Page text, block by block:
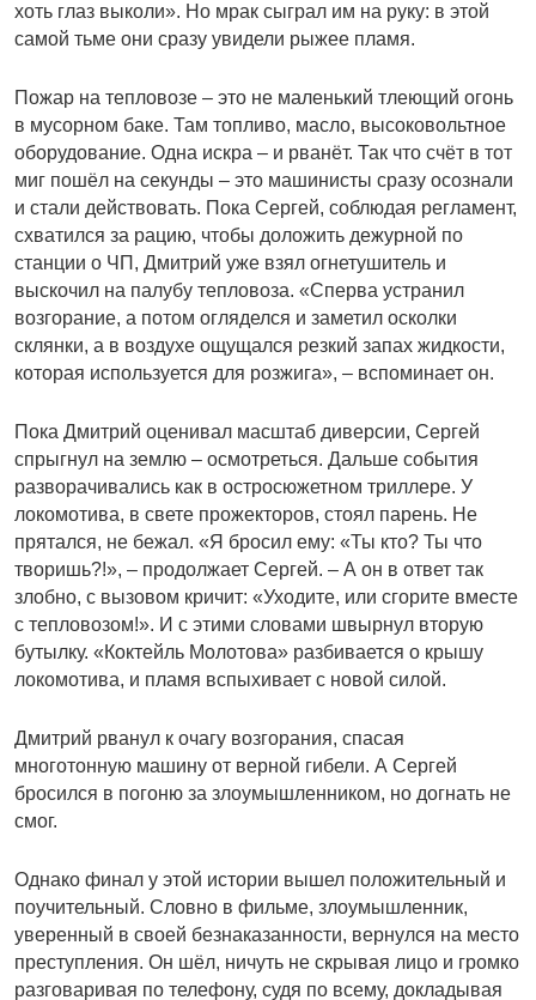
хоть глаз выколи». Но мрак сыграл им на руку: в этой
самой тьме они сразу увидели рыжее пламя.
Пожар на тепловозе – это не маленький тлеющий огонь
в мусорном баке. Там топливо, масло, высоковольтное
оборудование. Одна искра – и рванёт. Так что счёт в тот
миг пошёл на секунды – это машинисты сразу осознали
и стали действовать. Пока Сергей, соблюдая регламент,
схватился за рацию, чтобы доложить дежурной по
станции о ЧП, Дмитрий уже взял огнетушитель и
выскочил на палубу тепловоза. «Сперва устранил
возгорание, а потом огляделся и заметил осколки
склянки, а в воздухе ощущался резкий запах жидкости,
которая используется для розжига», – вспоминает он.
Пока Дмитрий оценивал масштаб диверсии, Сергей
спрыгнул на землю – осмотреться. Дальше события
разворачивались как в остросюжетном триллере. У
локомотива, в свете прожекторов, стоял парень. Не
прятался, не бежал. «Я бросил ему: «Ты кто? Ты что
творишь?!», – продолжает Сергей. – А он в ответ так
злобно, с вызовом кричит: «Уходите, или сгорите вместе
с тепловозом!». И с этими словами швырнул вторую
бутылку. «Коктейль Молотова» разбивается о крышу
локомотива, и пламя вспыхивает с новой силой.
Дмитрий рванул к очагу возгорания, спасая
многотонную машину от верной гибели. А Сергей
бросился в погоню за злоумышленником, но догнать не
смог.
Однако финал у этой истории вышел положительный и
поучительный. Словно в фильме, злоумышленник,
уверенный в своей безнаказанности, вернулся на место
преступления. Он шёл, ничуть не скрывая лицо и громко
разговаривая по телефону, судя по всему, докладывая